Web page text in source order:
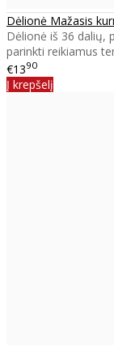
Dėlionė Mažasis
Dėlionė iš 36 dalių,
parinkti reikiamus
€1390
Į krepšelį